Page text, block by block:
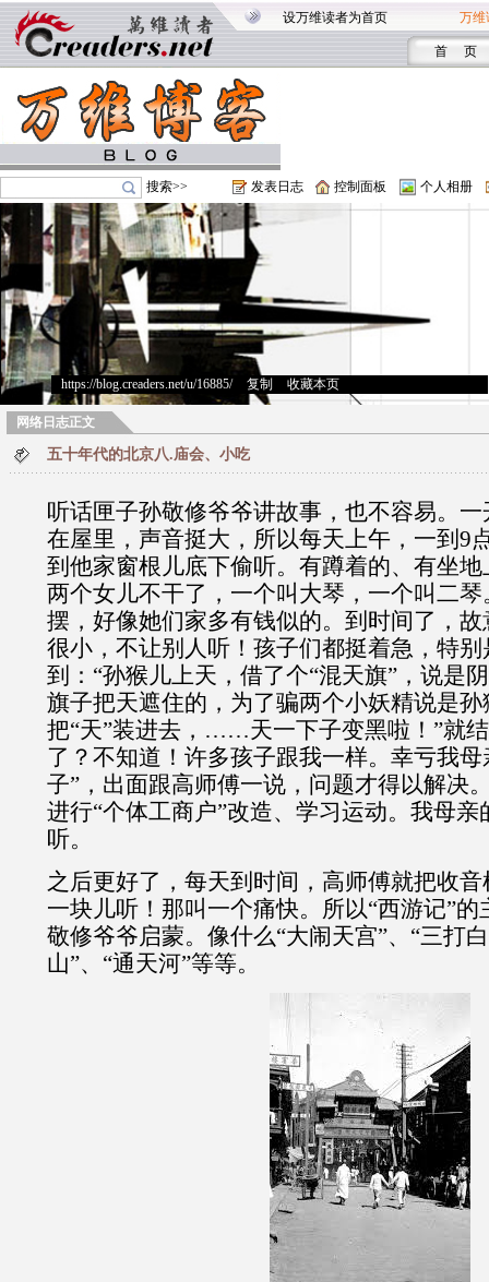
设万维读者为首页 万维
首 页
搜索>> 发表日志 控制面板 个人相册
https://blog.creaders.net/u/16885/> 复制 收藏本页
网络日志正文
五十年代的北京八.庙会、小吃
听话匣子孙敬修爷爷讲故事，也不容易。
在屋里，声音挺大，所以每天上午，一到9
到他家窗根儿底下偷听。有蹲着的、有坐
两个女儿不干了，一个叫大琴，一个叫二
摆，好像她们家多有钱似的。到时间了，
很小，不让别人听！孩子们都挺着急，特
到：“孙猴儿上天，借了个“混天旗”，说是
旗子把天遮住的，为了骗两个小妖精说是
把“天”装进去，……天一下子变黑啦！”就
了？不知道！许多孩子跟我一样。幸亏我
子”，出面跟高师傅一说，问题才得以解决
进行“个体工商户”改造、学习运动。我母
听。
之后更好了，每天到时间，高师傅就把收
一块儿听！那叫一个痛快。所以“西游记”
敬修爷爷启蒙。像什么“大闹天宫”、“三打
山”、“通天河”等等。